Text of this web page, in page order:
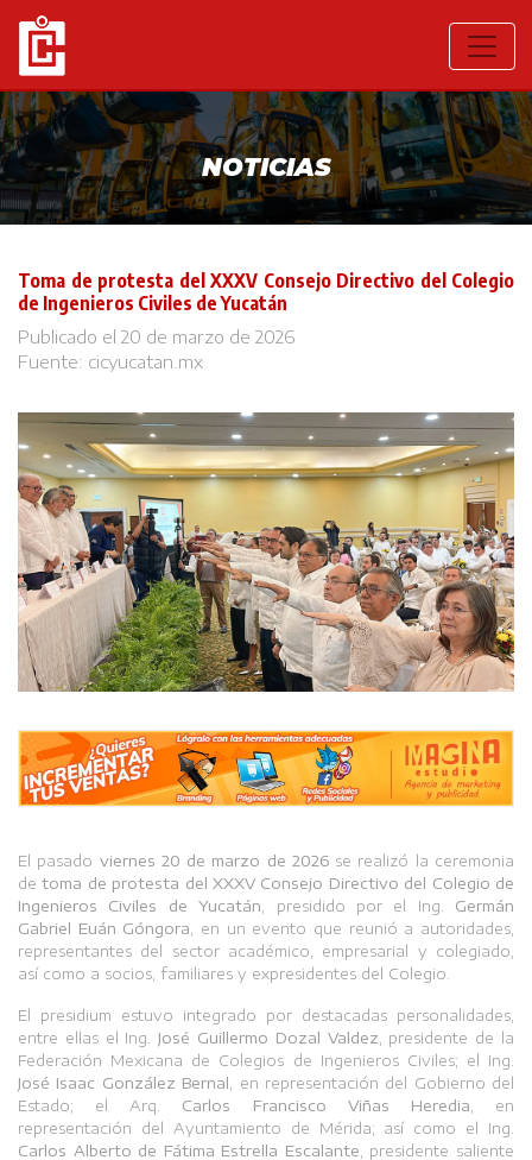
NOTICIAS
Toma de protesta del XXXV Consejo Directivo del Colegio
de Ingenieros Civiles de Yucatán
Publicado el 20 de marzo de 2026
Fuente: cicyucatan.mx
El pasado viernes 20 de marzo de 2026se realizó la ceremonia
detoma de protesta del XXXV Consejo Directivo del Colegio de
Ingenieros Civiles de Yucatán , presidido por el Ing. Germán
Gabriel Euán Góngora , en un evento que reunió a autoridades,
representantes del sector académico, empresarial y colegiado,
así como a socios, familiares y expresidentes del Colegio.
El presidium estuvo integrado por destacadas personalidades,
entre ellas el Ing. José Guillermo Dozal Valdez , presidente de la
Federación Mexicana de Colegios de Ingenieros Civiles; el Ing.
José Isaac González Bernal , en representación del Gobierno del
Estado; el Arq. Carlos Francisco Viñas Heredia , en
representación del Ayuntamiento de Mérida; así como el Ing.
Carlos Alberto de Fátima Estrella Escalante , presidente saliente